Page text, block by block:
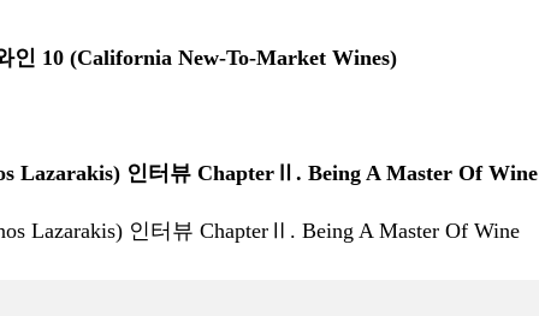
10 (California New-To-Market Wines)
Lazarakis) 인터뷰 ChapterⅡ. Being A Master Of Wine